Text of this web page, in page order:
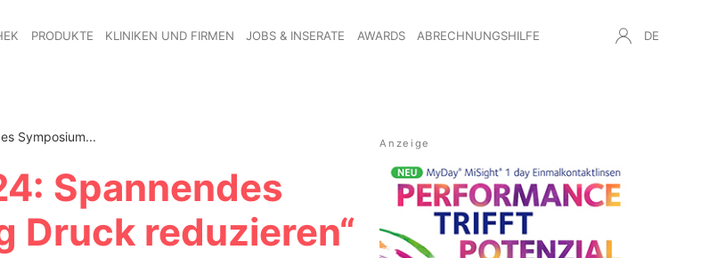
PRODUKTE KLINIKEN UND FIRMEN JOBS & INSERATE AWARDS ABRECHNUNGSHILFE DE
Symposium...
Spannendes
Druck reduzieren“